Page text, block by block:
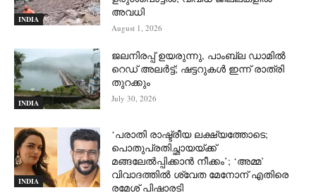
INDIA
അവധി
August 1, 2026
INDIA
ജലനിരപ്പ് ഉയരുന്നു, പാംബ്ല ഡാമിൽ
റെഡ് അലർട്ട്; ഷട്ടറുകൾ ഇന്ന് രാത്രി
തുറക്കും
July 30, 2026
INDIA
‘പരാതി രാഷ്ട്രീയ ലക്ഷ്യത്തോടെ;
പൊതുപ്രതിച്ഛായയ്ക്ക്
മങ്ങലേല്‍പ്പിക്കാന്‍ നീക്കം’; ‘അമ്മ’
വിവാദത്തില്‍ ശ്വേത മേനോന് എതിരെ
രമേശ് പിഷാരടി